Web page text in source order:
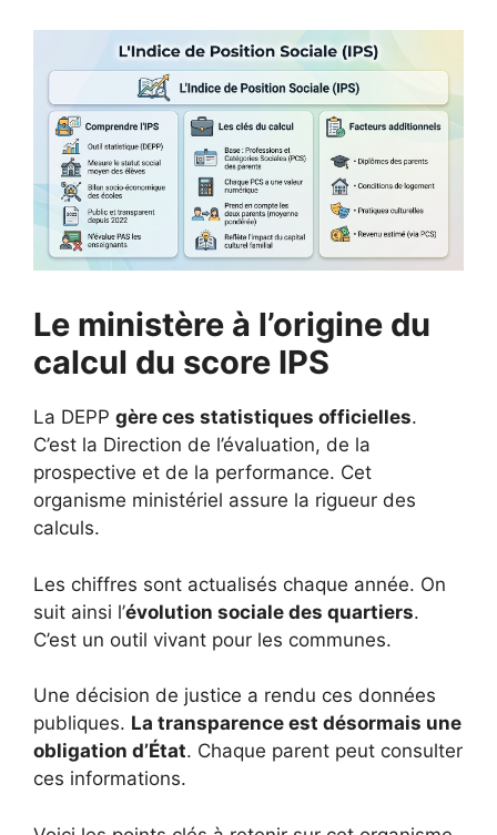
Le ministère à l’origine du
calcul du score IPS
La DEPP gère ces statistiques officielles.
C’est la Direction de l’évaluation, de la
prospective et de la performance. Cet
organisme ministériel assure la rigueur des
calculs.
Les chiffres sont actualisés chaque année. On
suit ainsi l’évolution sociale des quartiers.
C’est un outil vivant pour les communes.
Une décision de justice a rendu ces données
publiques. La transparence est désormais une
obligation d’État. Chaque parent peut consulter
ces informations.